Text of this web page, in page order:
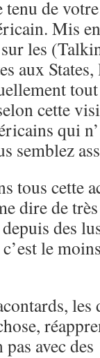
de
Mis
les
aux States,
cette
qui
semblez
tous cette
dire de
des
le
les
avec des